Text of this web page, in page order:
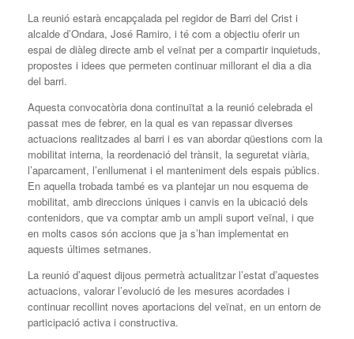
La reunió estarà encapçalada pel regidor de Barri del Crist i
alcalde d’Ondara, José Ramiro, i té com a objectiu oferir un
espai de diàleg directe amb el veïnat per a compartir inquietuds,
propostes i idees que permeten continuar millorant el dia a dia
del barri.
Aquesta convocatòria dona continuïtat a la reunió celebrada el
passat mes de febrer, en la qual es van repassar diverses
actuacions realitzades al barri i es van abordar qüestions com la
mobilitat interna, la reordenació del trànsit, la seguretat viària,
l’aparcament, l’enllumenat i el manteniment dels espais públics.
En aquella trobada també es va plantejar un nou esquema de
mobilitat, amb direccions úniques i canvis en la ubicació dels
contenidors, que va comptar amb un ampli suport veïnal, i que
en molts casos són accions que ja s’han implementat en
aquests últimes setmanes.
La reunió d’aquest dijous permetrà actualitzar l’estat d’aquestes
actuacions, valorar l’evolució de les mesures acordades i
continuar recollint noves aportacions del veïnat, en un entorn de
participació activa i constructiva.